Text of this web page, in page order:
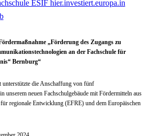
„Förderung des Zugangs zu
an der Fachschule für
Bernburg“
unterstützte die Anschaffung von fünf
unserem neuen Fachschulgebäude mit Fördermitteln aus
regionale Entwicklung (EFRE) und dem Europäischen